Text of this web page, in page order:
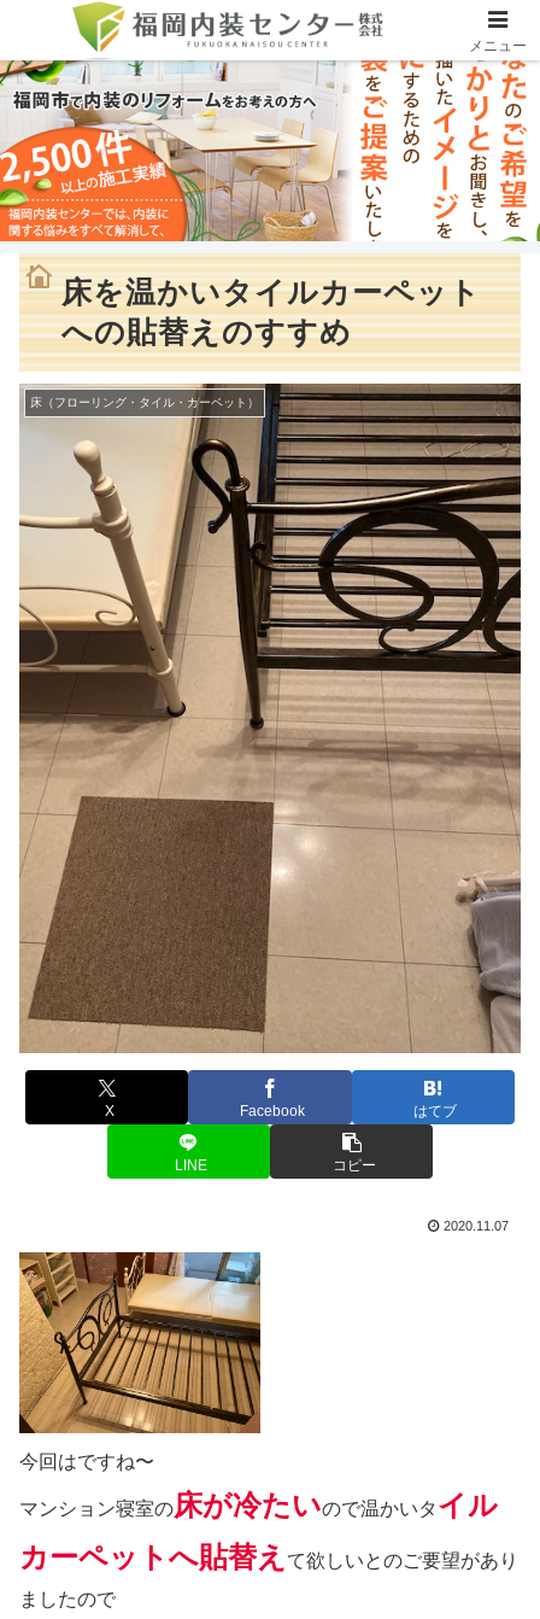
床を温かいタイルカーペット
への貼替えのすすめ
床（フローリング・タイル・カーペット）
X Facebook はてブ
LINE コピー
2020.11.07
今回はですね〜
マンション寝室の床が冷たいので温かいタイル
カーペットへ貼替え て欲しいとのご要望があり
ましたので
メニュー